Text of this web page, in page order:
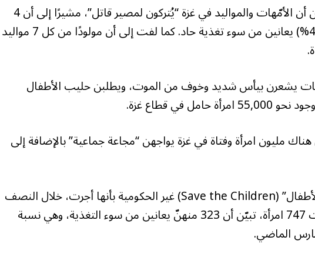
وقد حذّر صندوق الأمم المتحدة للسكان من أن الأمّهات والمواليد في غزة “يُتركون لمصير قاتل”، مشيرًا إلى أن 4
من كل 10 نساء حوامل أو مرضعات (أي 43%) يعانين من سوء تغذية حاد. كما لفت إلى أن مولودًا من كل 7 مواليد
يشعرن بيأس شديد وخوف من الموت، ويطلبن حليب الأطفال
في قطاع غزة.
هناك مليون امرأة وفتاة في غزة يواجهن “مجاعة جماعية” بالإضافة إلى
وفي السياق ذاته، أفادت منظمة “أنقذوا الأطفال” (Save the Children) غير الحكومية بأنها أجرت، خلال النصف
الأول من شهر يوليو/تموز، فحوصات شملت 747 امرأة، تبيّن أن 323 منهنّ يعانين من سوء التغذية، وهي نسبة
الماضي.